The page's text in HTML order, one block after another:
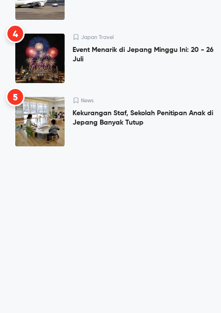
4 Japan Travel
Event Menarik di Jepang Minggu Ini: 20 - 26
Juli
5 News
Kekurangan Staf, Sekolah Penitipan Anak di
Jepang Banyak Tutup